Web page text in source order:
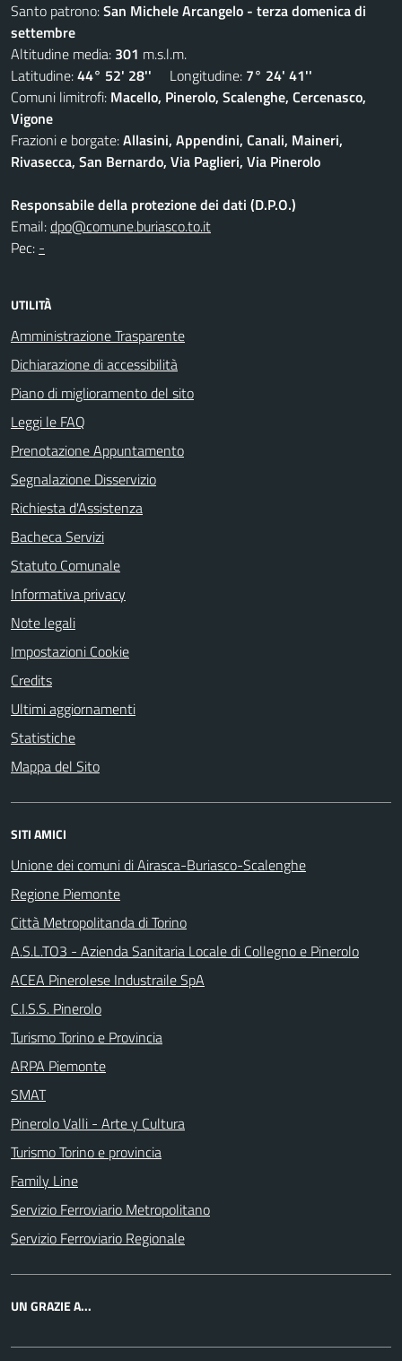
Santo patrono:San Michele Arcangelo - terza domenica di
settembre
Altitudine media: 301 m.s.l.m.
Latitudine:44° 52' 28'' Longitudine: 7° 24' 41''
Comuni limitrofi: Macello, Pinerolo, Scalenghe, Cercenasco,
Vigone
Frazioni e borgate:Allasini, Appendini, Canali, Maineri,
Rivasecca, San Bernardo, Via Paglieri, Via Pinerolo
Responsabile della protezione dei dati (D.P.O.)
Email:dpo@comune.buriasco.to.it
Pec: -
UTILITÀ
Amministrazione Trasparente
Dichiarazione di accessibilità
Piano di miglioramento del sito
Leggi le FAQ
Prenotazione Appuntamento
Segnalazione Disservizio
Richiesta d'Assistenza
Bacheca Servizi
Statuto Comunale
Informativa privacy
Note legali
Impostazioni Cookie
Credits
Ultimi aggiornamenti
Statistiche
Mappa del Sito
SITI AMICI
Unione dei comuni di Airasca-Buriasco-Scalenghe
Regione Piemonte
Città Metropolitanda di Torino
A.S.L.TO3 - Azienda Sanitaria Locale di Collegno e Pinerolo
ACEA Pinerolese Industraile SpA
C.I.S.S. Pinerolo
Turismo Torino e Provincia
ARPA Piemonte
SMAT
Pinerolo Valli - Arte y Cultura
Turismo Torino e provincia
Family Line
Servizio Ferroviario Metropolitano
Servizio Ferroviario Regionale
UN GRAZIE A...